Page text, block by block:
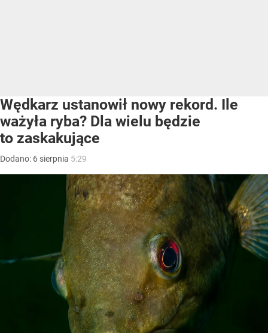
Wędkarz ustanowił nowy rekord. Ile
ważyła ryba? Dla wielu będzie
to zaskakujące
Dodano: 6 sierpnia 5:29